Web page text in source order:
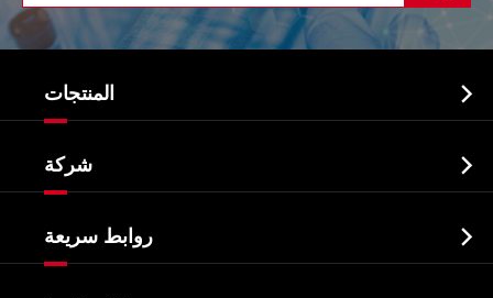
المنتجات 
البيوكيميائية
Agrochemicals و الوسطيات
شركة 
روابط سريعة 